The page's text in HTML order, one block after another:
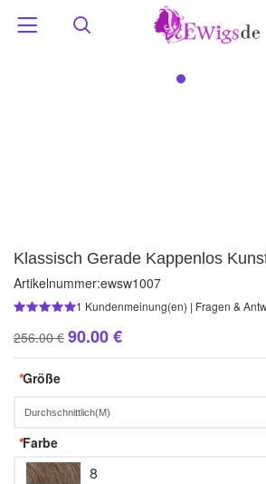
Klassisch Gerade Kappenlos
Artikelnummer:ewsw1007
1 Kundenmeinung(en) | Fragen &
256.00 € 90.00 €
*Größe
*Farbe
8